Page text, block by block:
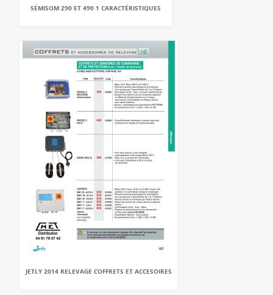
SÉMISOM 290 ET 490 1 CARACTÉRISTIQUES
JETLY 2014 RELEVAGE COFFRETS ET ACCESOIRES